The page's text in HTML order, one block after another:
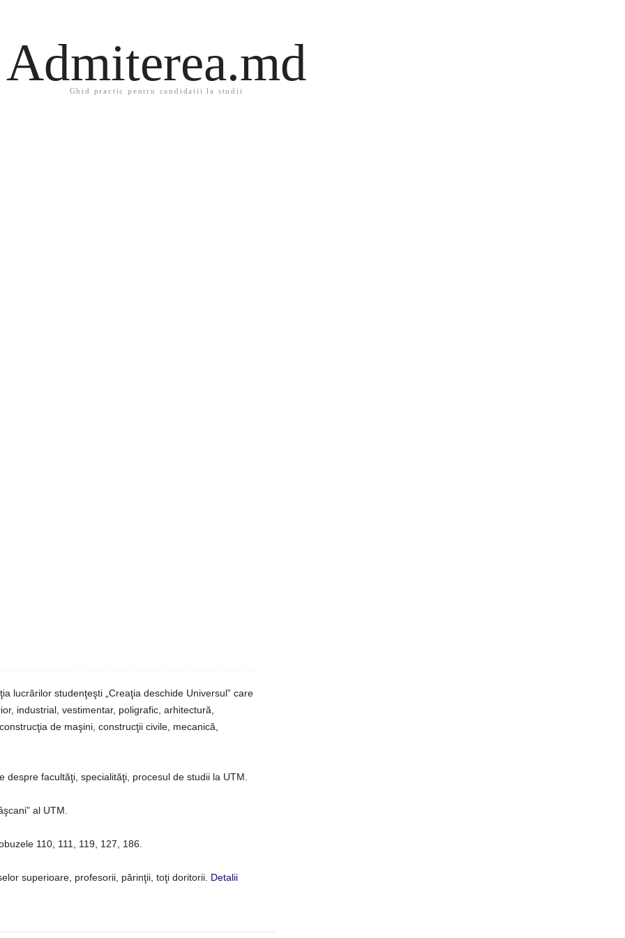
Admiterea.md
Ghid practic pentru candidatii la studii
lucrărilor studenţeşti „Creaţia deschide Universul” care
industrial, vestimentar, poligrafic, arhitectură,
de maşini, construcţii civile, mecanică,
despre facultăţi, specialităţi, procesul de studii la UTM.
al UTM.
110, 111, 119, 127, 186.
superioare, profesorii, părinţii, toţi doritorii. Detalii